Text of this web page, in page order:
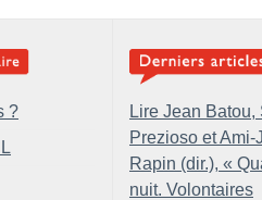
?
Lire Jean Batou,
Prezioso et Ami-
Rapin (dir.), «
nuit. Volontaires